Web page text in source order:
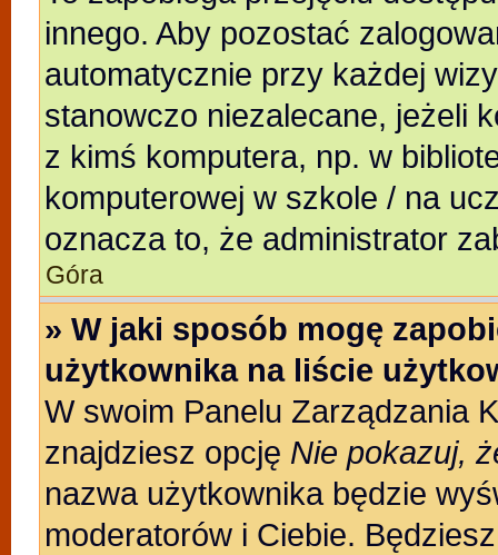
innego. Aby pozostać
automatycznie przy każdej
stanowczo niezalecane, jeżeli
z kimś komputera, np. w
komputerowej w szkole / na
oznacza to, że administrator
Góra
» W jaki sposób mogę
użytkownika na liście
W swoim Panelu Zarządzania
znajdziesz opcję Nie pokazuj,
nazwa użytkownika będzie
moderatorów i Ciebie.